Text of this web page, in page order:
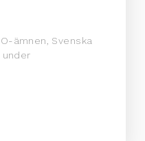
ämnen, Svenska